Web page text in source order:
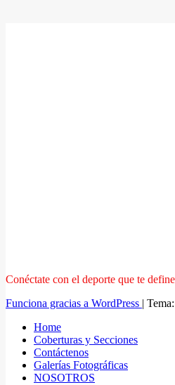
Conéctate con el deporte que te
Funciona gracias a WordPress | Tema:
Home
Coberturas y Secciones
Contáctenos
Galerías Fotográficas
NOSOTROS